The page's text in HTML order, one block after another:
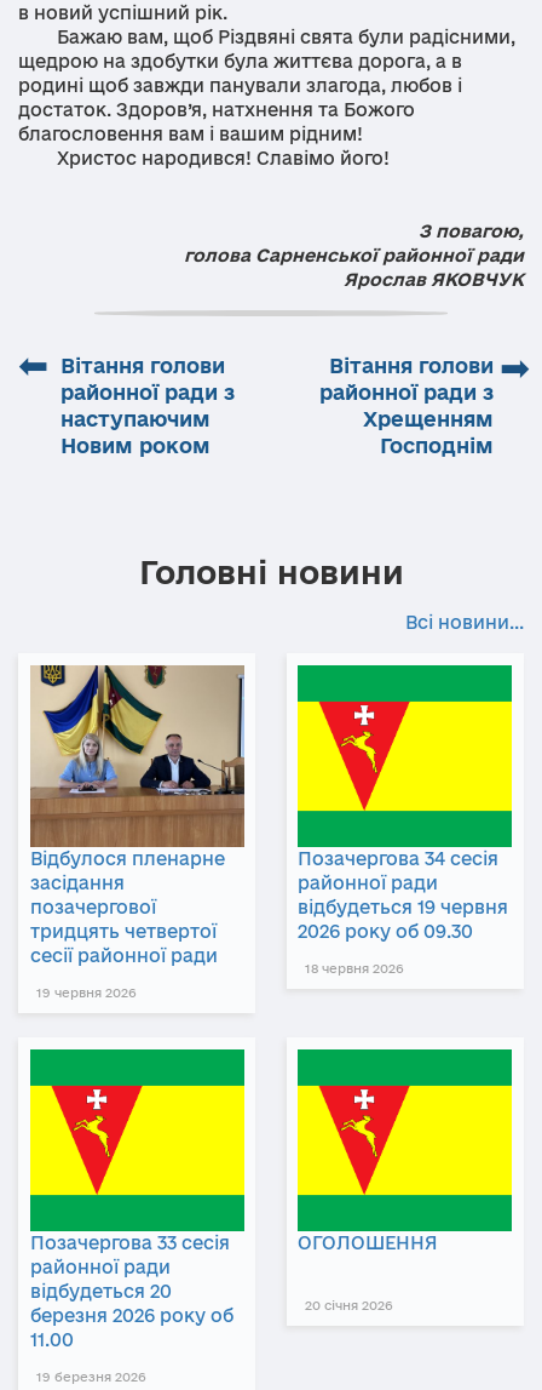
в новий успішний рік.
Бажаю вам, щоб Різдвяні свята були радісними,
щедрою на здобутки була життєва дорога, а в
родині щоб завжди панували злагода, любов і
достаток. Здоров’я, натхнення та Божого
благословення вам і вашим рідним!
Христос народився! Славімо його!
З повагою,
голова Сарненської районної ради
Ярослав ЯКОВЧУК
⬅
Вітання голови
районної ради з
наступаючим
Новим роком
➡
Вітання голови
районної ради з
Хрещенням
Господнім
Головні новини
Всі новини...
Відбулося пленарне
засідання
позачергової
тридцять четвертої
сесії районної ради
19 червня 2026
Позачергова 34 сесія
районної ради
відбудеться 19 червня
2026 року об 09.30
18 червня 2026
Позачергова 33 сесія
районної ради
відбудеться 20
березня 2026 року об
11.00
19 березня 2026
ОГОЛОШЕННЯ
20 січня 2026